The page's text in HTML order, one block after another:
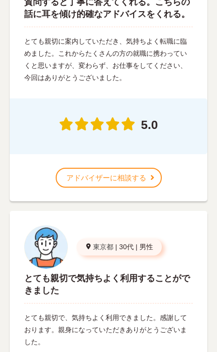
話に耳を傾け的確なアドバイスをくれる。
とても親切に案内していただき、気持ちよく転職に臨
めました。これからたくさんの方の就職に携わってい
くと思いますが、変わらず、お仕事をしてください、
今回はありがとうございました。
5.0
アドバイザーに相談する
東京都 | 30代 | 男性
とても親切で気持ちよく利用することがで
きました
とても親切で、気持ちよく利用できました。感謝して
おります。親身になっていただきありがとうございま
した。